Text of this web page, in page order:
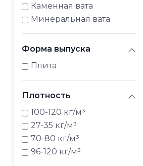
Каменная вата
Минеральная вата
Форма выпуска
Плита
Плотность
100-120 кг/м³
27-35 кг/м³
70-80 кг/м³
96-120 кг/м³